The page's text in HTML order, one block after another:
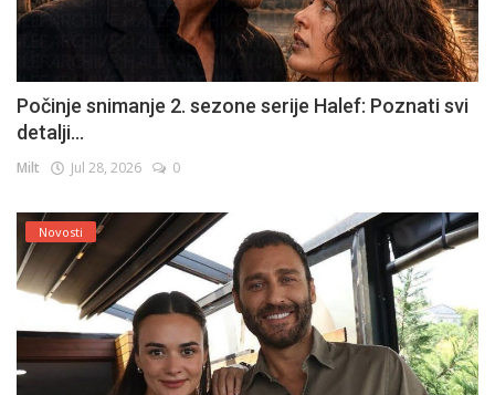
Počinje snimanje 2. sezone serije Halef: Poznati svi
detalji...
Milt Jul 28, 2026 0
Novosti